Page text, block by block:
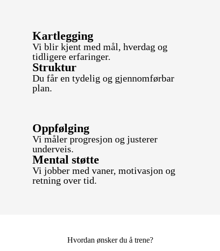
Kartlegging
Vi blir kjent med mål, hverdag og
tidligere erfaringer.
Struktur
Du får en tydelig og gjennomførbar
plan.
Oppfølging
Vi måler progresjon og justerer
underveis.
Mental støtte
Vi jobber med vaner, motivasjon og
retning over tid.
Hvordan ønsker du å trene?